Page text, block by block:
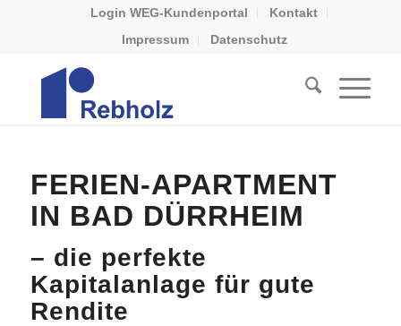
Login WEG-Kundenportal
Kontakt
Impressum
Datenschutz
FERIEN-APARTMENT
IN BAD DÜRRHEIM
– die perfekte
Kapitalanlage für gute
Rendite